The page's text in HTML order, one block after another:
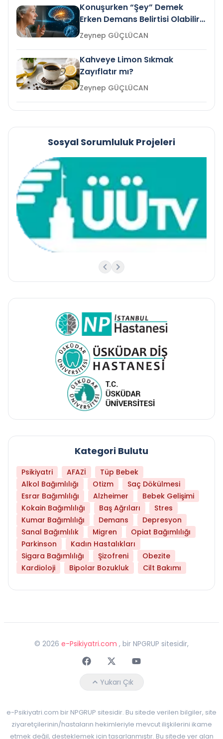
Konuşurken “Şey” Demek
Erken Demans Belirtisi Olabilir
mi?
Zeynep GÜÇLÜCAN
Kahveye Limon Sıkmak
Zayıflatır mı?
Zeynep GÜÇLÜCAN
Sosyal Sorumluluk Projeleri
Kategori Bulutu
Psikiyatri AFAZİ
Tüp Bebek
Alkol Bağımlılığı
Otizm
Saç Dökülmesi
Esrar Bağımlılığı
Alzheimer
Bebek Gelişimi
Kokain Bağımlılığı
Baş Ağrıları
Stres
Kumar Bağımlılığı
Demans
Depresyon
Sanal Bağımlılık
Migren
Opiat Bağımlılığı
Parkinson
Kadın Hastalıkları
Sigara Bağımlılığı
Şizofreni
Obezite
Kardioloji
Bipolar Bozukluk Cilt Bakımı
© 2026 e-Psikiyatri.com , bir NPGRUP sitesidir,
FaceebokTwitterYoutube
Yukarı Çık
e-Psikiyatri.com bir NPGRUP sitesidir. Bu sitede verilen bilgiler, site
ziyaretçilerinin/hastaların hekimleriyle mevcut ilişkilerini ikame
etmek değil, desteklemek için tasarlanmıştır. Bu sitede yer alan